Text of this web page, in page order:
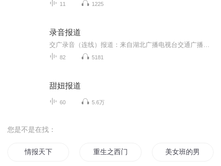
11 1225
录音报道
82 5181
甜妞报道
60 5.6万
您是不是在找：
情报天下 重生之西门庆 美女班的男班长